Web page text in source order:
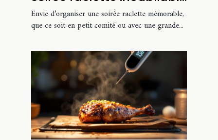
pour tout budget ?
Envie d’organiser une soirée raclette mémorable,
que ce soit en petit comité ou avec une grande...